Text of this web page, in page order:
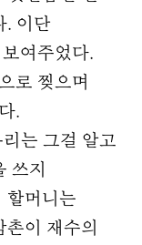
. 이단
여주었다.
로 찢으며
.
는 그걸 알고
쓰지
할머니는
이 재수의